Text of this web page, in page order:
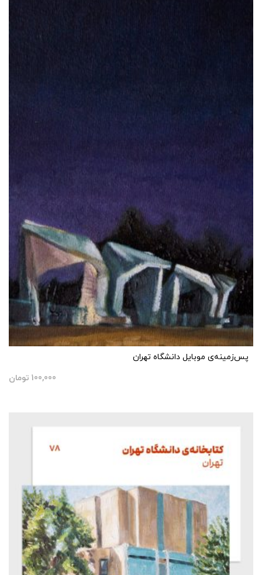
پس‌زمینه‌ی موبایل دانشگاه تهران
100,000 تومان